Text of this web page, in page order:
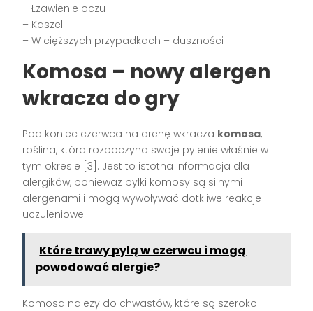
– Łzawienie oczu
– Kaszel
– W cięższych przypadkach – duszności
Komosa – nowy alergen
wkracza do gry
Pod koniec czerwca na arenę wkracza komosa,
roślina, która rozpoczyna swoje pylenie właśnie w
tym okresie [3]. Jest to istotna informacja dla
alergików, ponieważ pyłki komosy są silnymi
alergenami i mogą wywoływać dotkliwe reakcje
uczuleniowe.
Które trawy pylą w czerwcu i mogą
powodować alergie?
Komosa należy do chwastów, które są szeroko